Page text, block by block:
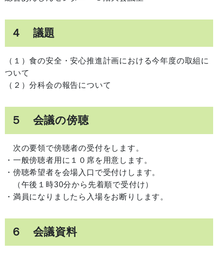
４ 議題
（１）食の安全・安心推進計画における今年度の取組に
ついて
（２）分科会の報告について
５ 会議の傍聴
次の要領で傍聴者の受付をします。
・一般傍聴者用に１０席を用意します。
・傍聴希望者を会場入口で受付けします。
（午後１時30分から先着順で受付け）
・満員になりましたら入場をお断りします。
６ 会議資料